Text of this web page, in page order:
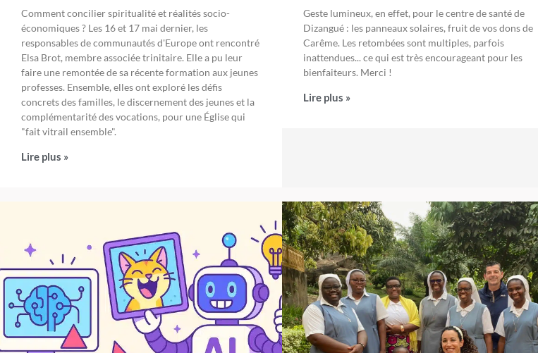
Comment concilier spiritualité et réalités socio-
économiques ? Les 16 et 17 mai dernier, les
responsables de communautés d'Europe ont rencontré
Elsa Brot, membre associée trinitaire. Elle a pu leur
faire une remontée de sa récente formation aux jeunes
professes. Ensemble, elles ont exploré les défis
concrets des familles, le discernement des jeunes et la
complémentarité des vocations, pour une Église qui
"fait vitrail ensemble".
Lire plus »
Geste lumineux, en effet, pour le centre de santé de
Dizangué : les panneaux solaires, fruit de vos dons de
Carême. Les retombées sont multiples, parfois
inattendues... ce qui est très encourageant pour les
bienfaiteurs. Merci !
Lire plus »